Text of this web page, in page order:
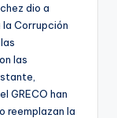
dio a
Corrupción
las
GRECO han
reemplazan la